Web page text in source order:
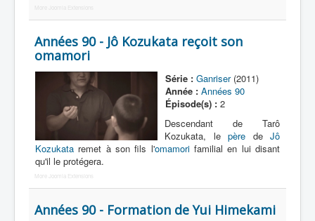
Tetsujin Ganriser (鉄神 ガンライザ
ー) = Dieu de fer Ganriser
Série
Personnages
Véhicules
Objets
Lieux
Épisodes
Chronologie
More Joomla Extensions
Années 90 - Jô Kozukata reçoit son
omamori
Série : Ganriser(2011)
Année : Années 90
Épisode(s) : 2
Descendant de Tarô
Kozukata, le père de Jô
Kozukata remet à son fils l'omamorifamilial en lui disant
qu'il le protégera.
More Joomla Extensions
Années 90 - Formation de Yui Himekami